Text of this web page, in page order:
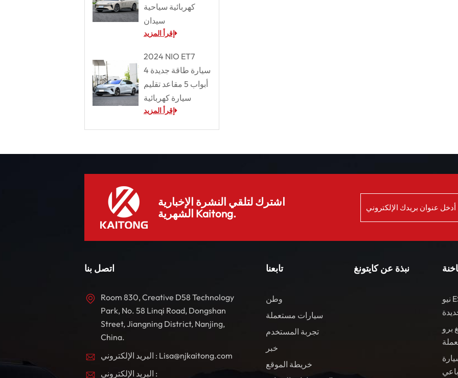
كهربائية سياحية
سيدان
إقرأ المزيد
2024 NIO ET7
سيارة طاقة جديدة 4
أبواب 5 مقاعد تقليم
سيارة كهربائية
إقرأ المزيد
اشترك لتلقي النشرة الإخبارية
الشهرية Kaitong.
اتصل بنا
Room 830, Creative D58 Technology
Park, No. 58 Linqi Road, Dongshan
Street, Jiangning District, Nanjing,
China.
البريد الإلكتروني : Lisa@njkaitong.com
البريد الإلكتروني :
تابعنا
وطن
سيارات مستعملة
تجربة المستخدم
خبر
خريطة الموقع
نبذة عن كايتونغ
نيو ES8 مركبات الطاقة
برو